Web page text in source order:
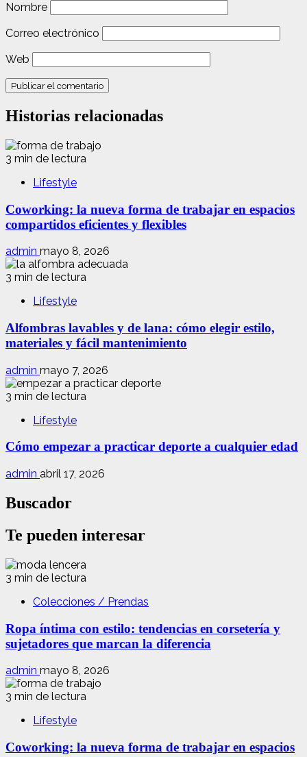
Nombre
Correo electrónico
Web
Historias relacionadas
3 min de lectura
Lifestyle
Coworking: la nueva forma de trabajar en espacios
compartidos eficientes y flexibles
admin mayo 8, 2026
3 min de lectura
Lifestyle
Alfombras lavables y de lana: cómo elegir estilo,
materiales y fácil mantenimiento
admin mayo 7, 2026
3 min de lectura
Lifestyle
Cómo empezar a practicar deporte a cualquier edad
admin abril 17, 2026
Buscador
Te pueden interesar
3 min de lectura
Colecciones / Prendas
Ropa íntima con estilo: tendencias en corsetería y
sujetadores que marcan la diferencia
admin mayo 8, 2026
3 min de lectura
Lifestyle
Coworking: la nueva forma de trabajar en espacios